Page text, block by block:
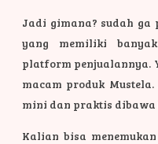
Jadi gimana? sudah ga
yang memiliki
platform penjualannya.
macam produk
mini dan praktis dibawa
Kalian bisa